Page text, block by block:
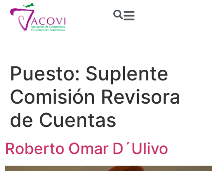
Puesto: Suplente
Comisión Revisora
de Cuentas
Roberto Omar D´Ulivo